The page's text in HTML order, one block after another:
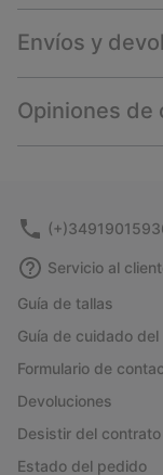
Envíos y
Opiniones de
Servicio al
Guía de tallas
Guía de cuidado
Formulario de
Devoluciones
Desistir del contrato
Estado del pedido